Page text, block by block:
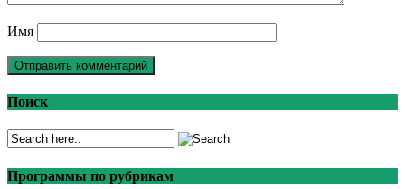
Имя
Поиск
Программы по рубрикам